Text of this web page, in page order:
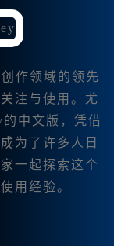
作领域的领先
注与使用。尤
中文版，凭借
为了许多人日
一起探索这个
用经验。